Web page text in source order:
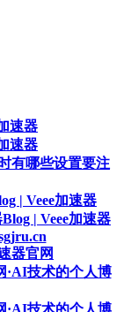
速器
速器
有哪些设置要注
| Veee加速器
Blog | Veee加速器
器官网
·AI技术的个人博